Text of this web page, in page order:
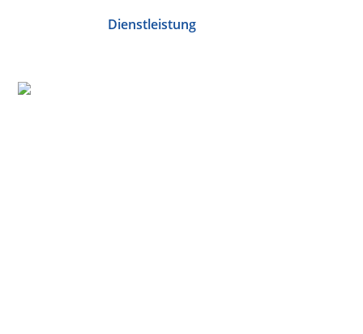
Dienstleistung